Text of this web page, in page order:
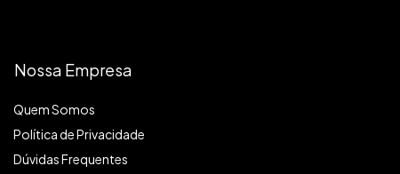
Nossa Empresa
Quem Somos
Política de Privacidade
Dúvidas Frequentes